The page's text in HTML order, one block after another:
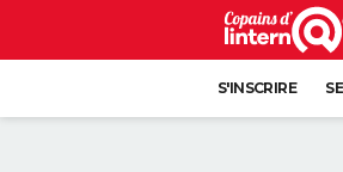
S'INSCRIRE